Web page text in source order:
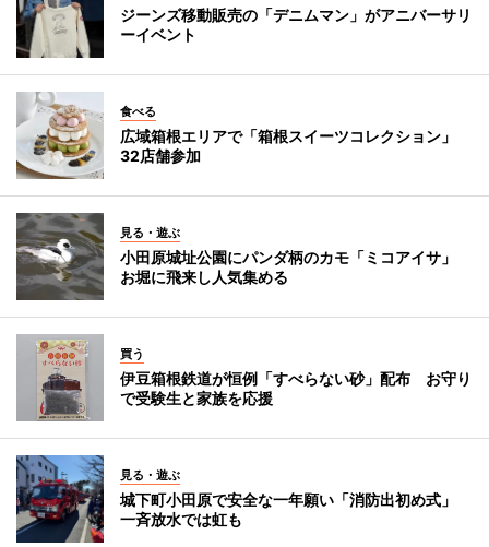
ジーンズ移動販売の「デニムマン」がアニバーサリ
ーイベント
食べる
広域箱根エリアで「箱根スイーツコレクション」
32店舗参加
見る・遊ぶ
小田原城址公園にパンダ柄のカモ「ミコアイサ」
お堀に飛来し人気集める
買う
伊豆箱根鉄道が恒例「すべらない砂」配布 お守り
で受験生と家族を応援
見る・遊ぶ
城下町小田原で安全な一年願い「消防出初め式」
一斉放水では虹も